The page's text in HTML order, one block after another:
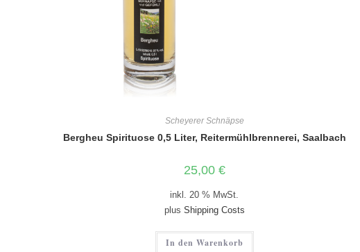
Scheyerer Schnäpse
Bergheu Spirituose 0,5 Liter, Reitermühlbrennerei, Saalbach
25,00 €
inkl. 20 % MwSt.
plus Shipping Costs
In den Warenkorb